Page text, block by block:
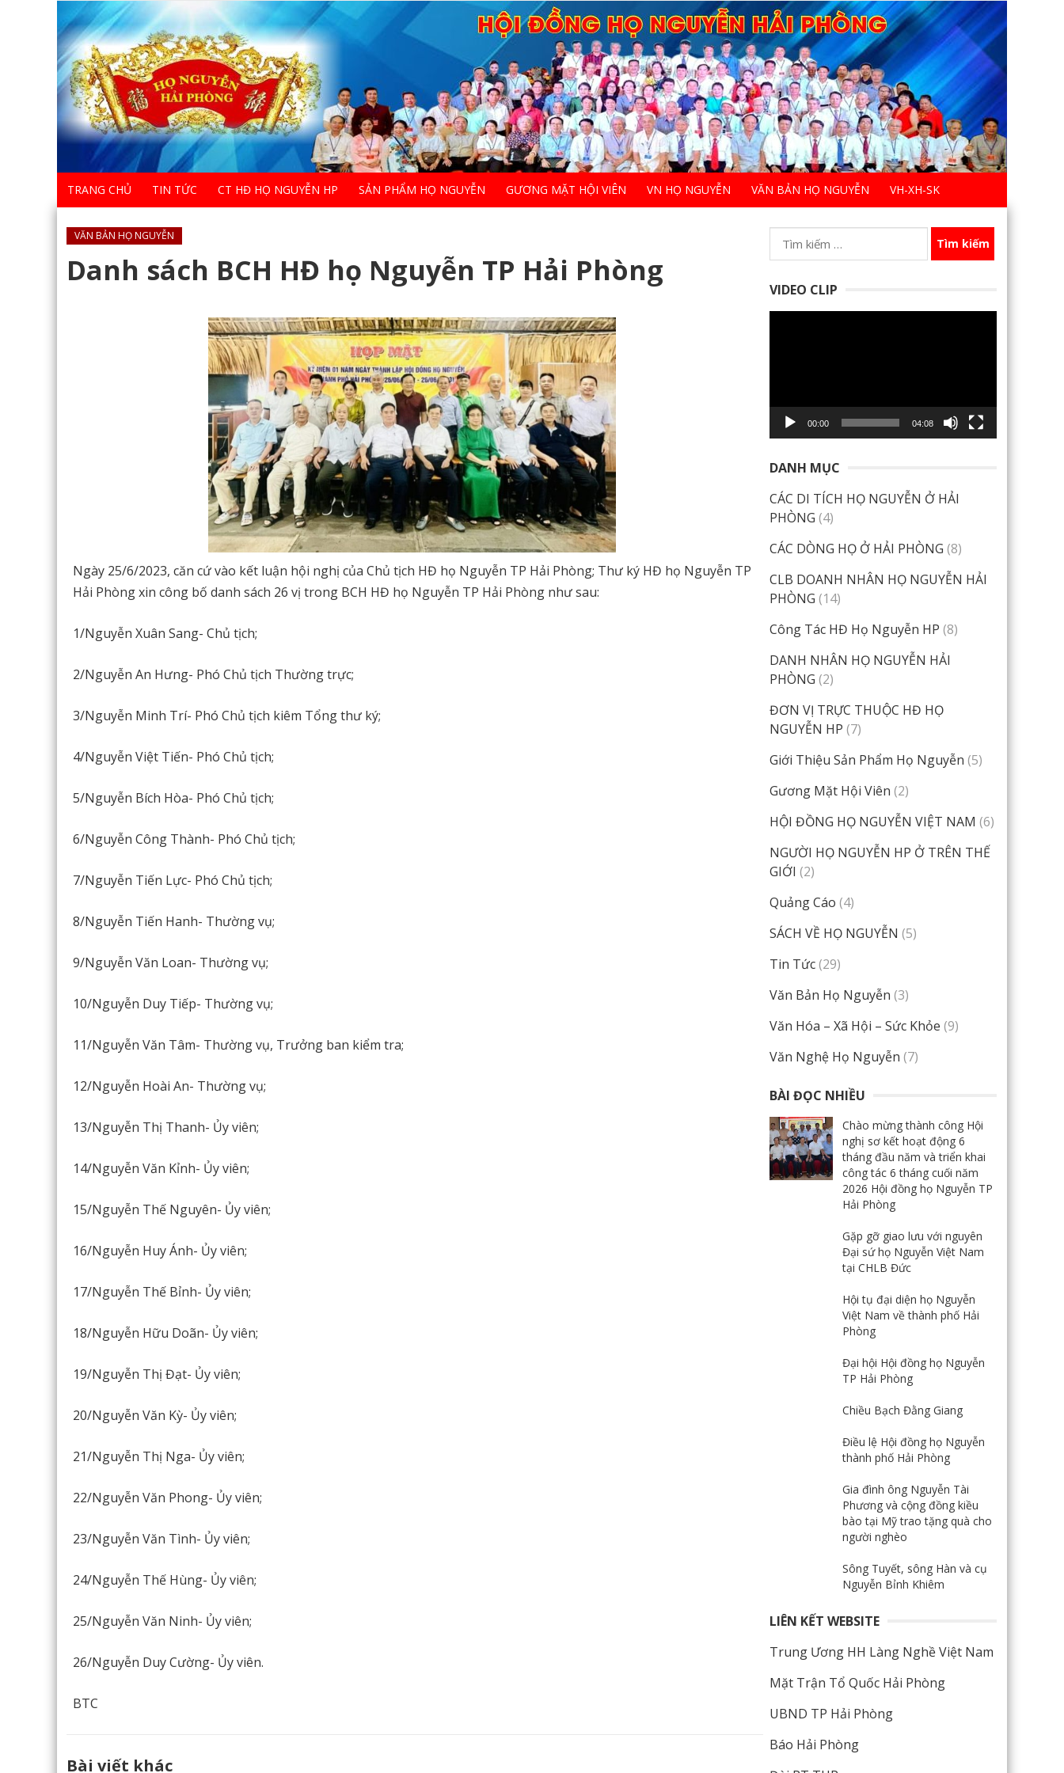
TRANG CHỦ TIN TỨC CT HĐ HỌ NGUYỄN HP SẢN PHẨM HỌ NGUYỄN GƯƠNG MẶT HỘI VIÊN VN HỌ NGUYỄN VĂN BẢN HỌ NGUYỄN VH-XH-SK
VĂN BẢN HỌ NGUYỄN
Danh sách BCH HĐ họ Nguyễn TP Hải Phòng
Ngày 25/6/2023, căn cứ vào kết luận hội nghị của Chủ tịch HĐ họ Nguyễn TP Hải Phòng; Thư ký HĐ họ Nguyễn TP
Hải Phòng xin công bố danh sách 26 vị trong BCH HĐ họ Nguyễn TP Hải Phòng như sau:
1/Nguyễn Xuân Sang- Chủ tịch;
2/Nguyễn An Hưng- Phó Chủ tịch Thường trực;
3/Nguyễn Minh Trí- Phó Chủ tịch kiêm Tổng thư ký;
4/Nguyễn Việt Tiến- Phó Chủ tịch;
5/Nguyễn Bích Hòa- Phó Chủ tịch;
6/Nguyễn Công Thành- Phó Chủ tịch;
7/Nguyễn Tiến Lực- Phó Chủ tịch;
8/Nguyễn Tiến Hanh- Thường vụ;
9/Nguyễn Văn Loan- Thường vụ;
10/Nguyễn Duy Tiếp- Thường vụ;
11/Nguyễn Văn Tâm- Thường vụ, Trưởng ban kiểm tra;
12/Nguyễn Hoài An- Thường vụ;
13/Nguyễn Thị Thanh- Ủy viên;
14/Nguyễn Văn Kỉnh- Ủy viên;
15/Nguyễn Thế Nguyên- Ủy viên;
16/Nguyễn Huy Ánh- Ủy viên;
17/Nguyễn Thế Bỉnh- Ủy viên;
18/Nguyễn Hữu Doãn- Ủy viên;
19/Nguyễn Thị Đạt- Ủy viên;
20/Nguyễn Văn Kỳ- Ủy viên;
21/Nguyễn Thị Nga- Ủy viên;
22/Nguyễn Văn Phong- Ủy viên;
23/Nguyễn Văn Tình- Ủy viên;
24/Nguyễn Thế Hùng- Ủy viên;
25/Nguyễn Văn Ninh- Ủy viên;
26/Nguyễn Duy Cường- Ủy viên.
BTC
Bài viết khác
Tìm
kiếm
VIDEO CLIP
00:00 04:08
DANH MỤC
CÁC DI TÍCH HỌ NGUYỄN Ở HẢI
PHÒNG (4)
CÁC DÒNG HỌ Ở HẢI PHÒNG (8)
CLB DOANH NHÂN HỌ NGUYỄN HẢI
PHÒNG (14)
Công Tác HĐ Họ Nguyễn HP (8)
DANH NHÂN HỌ NGUYỄN HẢI
PHÒNG (2)
ĐƠN VỊ TRỰC THUỘC HĐ HỌ
NGUYỄN HP (7)
Giới Thiệu Sản Phẩm Họ Nguyễn (5)
Gương Mặt Hội Viên (2)
HỘI ĐỒNG HỌ NGUYỄN VIỆT NAM (6)
NGƯỜI HỌ NGUYỄN HP Ở TRÊN THẾ
GIỚI (2)
Quảng Cáo (4)
SÁCH VỀ HỌ NGUYỄN (5)
Tin Tức(29)
Văn Bản Họ Nguyễn (3)
Văn Hóa – Xã Hội – Sức Khỏe (9)
Văn Nghệ Họ Nguyễn (7)
BÀI ĐỌC NHIỀU
Chào mừng thành công Hội
nghị sơ kết hoạt động 6
tháng đầu năm và triển khai
công tác 6 tháng cuối năm
2026 Hội đồng họ Nguyễn TP
Hải Phòng
Gặp gỡ giao lưu với nguyên
Đại sứ họ Nguyễn Việt Nam
tại CHLB Đức
Hội tụ đại diện họ Nguyễn
Việt Nam về thành phố Hải
Phòng
Đại hội Hội đồng họ Nguyễn
TP Hải Phòng
Chiều Bạch Đằng Giang
Điều lệ Hội đồng họ Nguyễn
thành phố Hải Phòng
Gia đình ông Nguyễn Tài
Phương và cộng đồng kiều
bào tại Mỹ trao tặng quà cho
người nghèo
Sông Tuyết, sông Hàn và cụ
Nguyễn Bỉnh Khiêm
LIÊN KẾT WEBSITE
Trung Ương HH Làng Nghề Việt Nam
Mặt Trận Tổ Quốc Hải Phòng
UBND TP Hải Phòng
Báo Hải Phòng